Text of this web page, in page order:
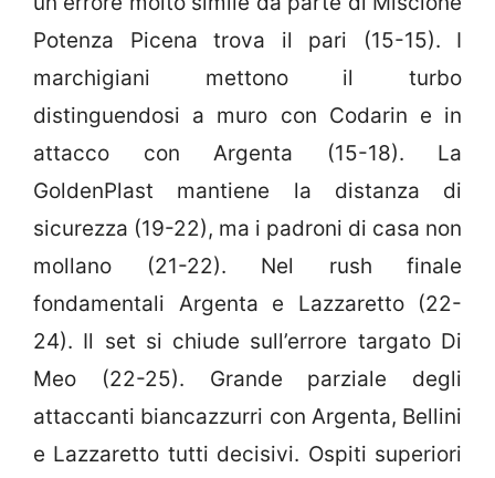
Potenza Picena trova il pari (15-15). I
marchigiani mettono il turbo
distinguendosi a muro con Codarin e in
attacco con Argenta (15-18). La
GoldenPlast mantiene la distanza di
sicurezza (19-22), ma i padroni di casa non
mollano (21-22). Nel rush finale
fondamentali Argenta e Lazzaretto (22-
24). Il set si chiude sull’errore targato Di
Meo (22-25). Grande parziale degli
attaccanti biancazzurri con Argenta, Bellini
e Lazzaretto tutti decisivi. Ospiti superiori